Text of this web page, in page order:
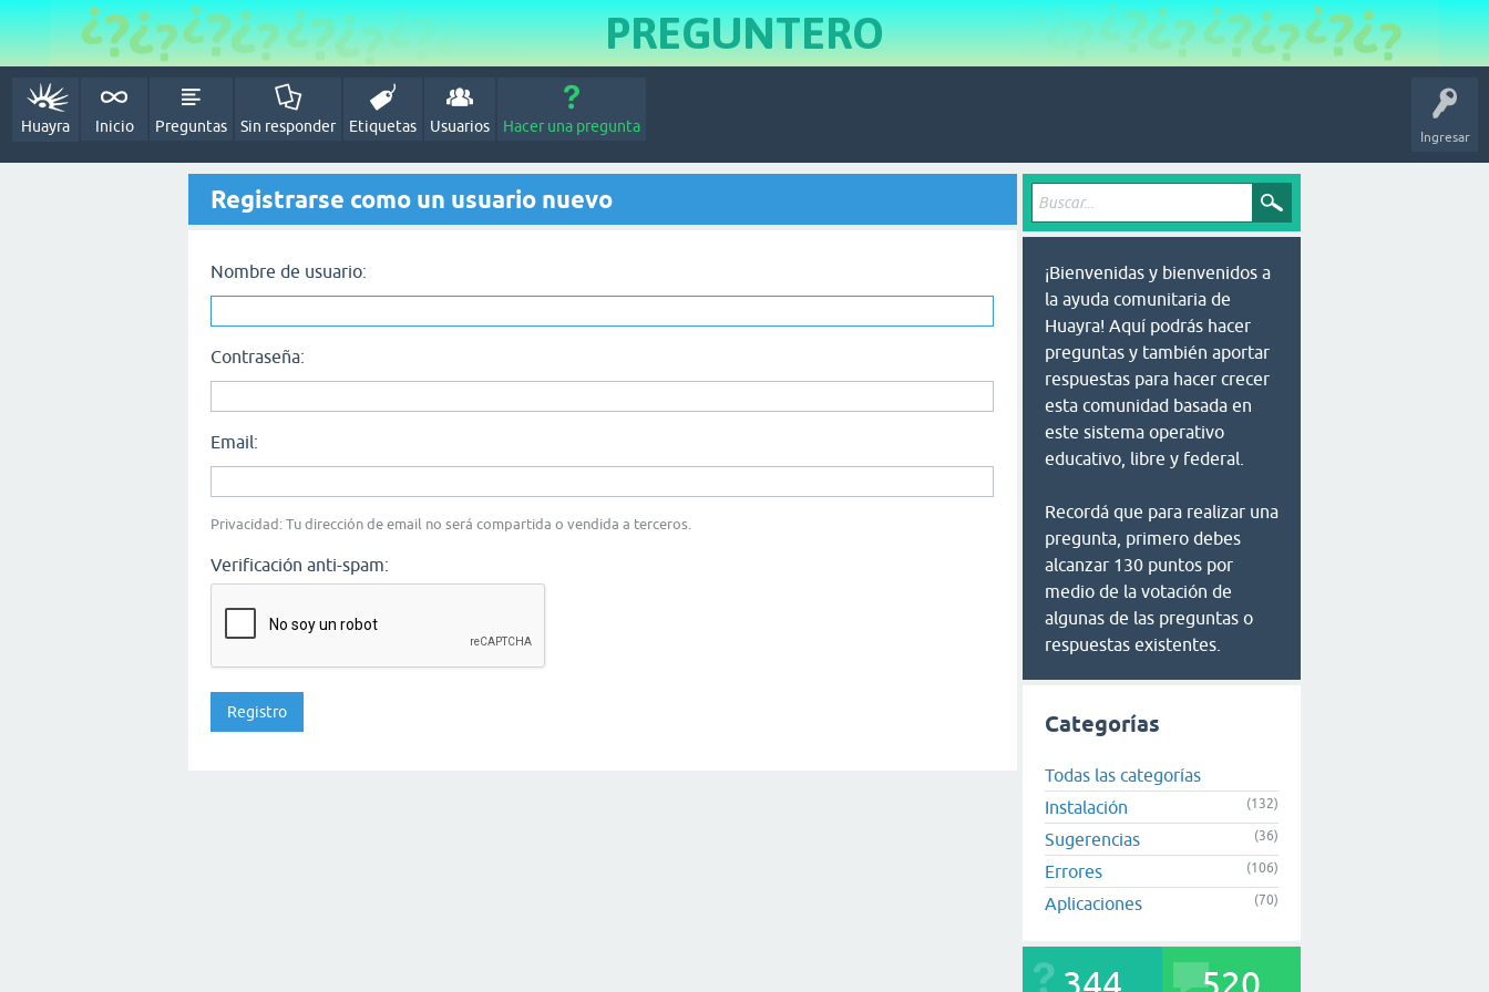
PREGUNTERO
Ingresar
Huayra Inicio Preguntas Sin responder Etiquetas Usuarios Hacer una pregunta
Registrarse como un usuario nuevo
Nombre de usuario:
Contraseña:
Email:
Privacidad: Tu dirección de email no será compartida o vendida a terceros.
Verificación anti-spam:
¡Bienvenidas y bienvenidos a
la ayuda comunitaria de
Huayra! Aquí podrás hacer
preguntas y también aportar
respuestas para hacer crecer
esta comunidad basada en
este sistema operativo
educativo, libre y federal.
Recordá que para realizar una
pregunta, primero debes
alcanzar 130 puntos por
medio de la votación de
algunas de las preguntas o
respuestas existentes.
Categorías
Todas las categorías
Instalación
(132)
Sugerencias (36)
Errores (106)
Aplicaciones (70)
344 520